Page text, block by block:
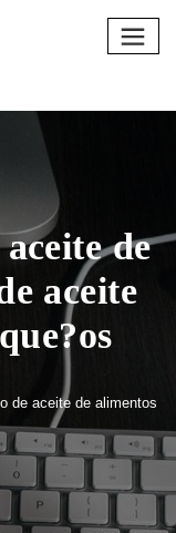
de
aceite
de aceite de alimentos